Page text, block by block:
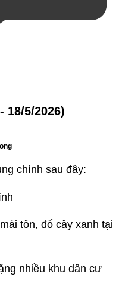
18/5/2026)
chính sau đây:
tôn, đổ cây xanh tại
nhiều khu dân cư